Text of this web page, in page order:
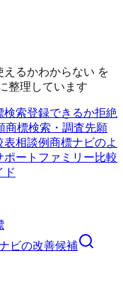
るかわからない を
整理しています
検索登録できるか拒絶
商標検索・調査先願
表相談例商標ナビのよ
ポートファミリー比較
ド
ビの改善候補